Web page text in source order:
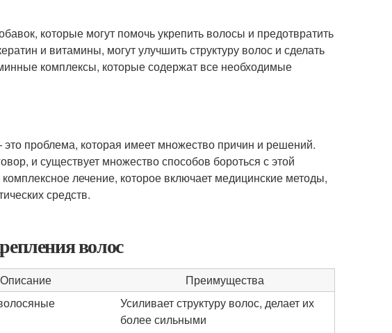
которые могут помочь укрепить волосы и предотвратить
и витамины, могут улучшить структуру волос и сделать
комплексы, которые содержат все необходимые
проблема, которая имеет множество причин и решений.
и существует множество способов бороться с этой
лечение, которое включает медицинские методы,
средств.
волос
Описание
Преимущества
Усиливает структуру волос, делает их
более сильными